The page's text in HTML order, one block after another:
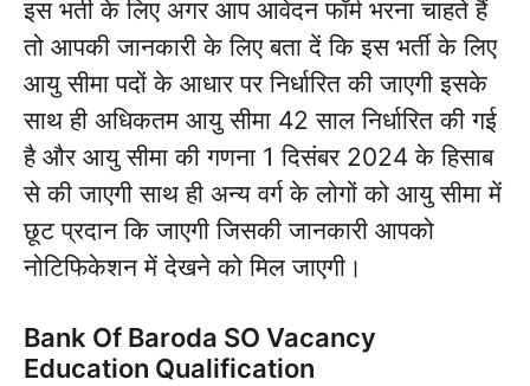
इस भर्ती के लिए अगर आप आवेदन फॉर्म भरना चाहते हैं
तो आपकी जानकारी के लिए बता दें कि इस भर्ती के लिए
आयु सीमा पदों के आधार पर निर्धारित की जाएगी इसके
साथ ही अधिकतम आयु सीमा 42 साल निर्धारित की गई
है और आयु सीमा की गणना 1 दिसंबर 2024 के हिसाब
से की जाएगी साथ ही अन्य वर्ग के लोगों को आयु सीमा में
छूट प्रदान कि जाएगी जिसकी जानकारी आपको
नोटिफिकेशन में देखने को मिल जाएगी।
Bank Of Baroda SO Vacancy
Education Qualification